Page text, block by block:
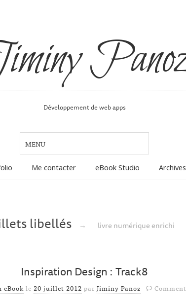
Développement de web apps
Me contacter eBook Studio Archives
libellés → livre numérique enrichi
Inspiration Design : Track8
eBook le 20 juillet 2012 par Jiminy Panoz